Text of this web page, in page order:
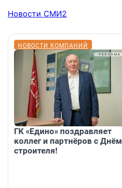
Новости СМИ2
НОВОСТИ КОМПАНИЙ
ГК «Едино» поздравляет
коллег и партнёров с Днём
строителя!